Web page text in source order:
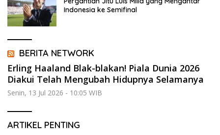
Indonesia ke Semifinal
BERITA NETWORK
Erling Haaland Blak-blakan! Piala Dunia 2026
Diakui Telah Mengubah Hidupnya Selamanya
Senin, 13 Jul 2026 - 10:05 WIB
ARTIKEL PENTING